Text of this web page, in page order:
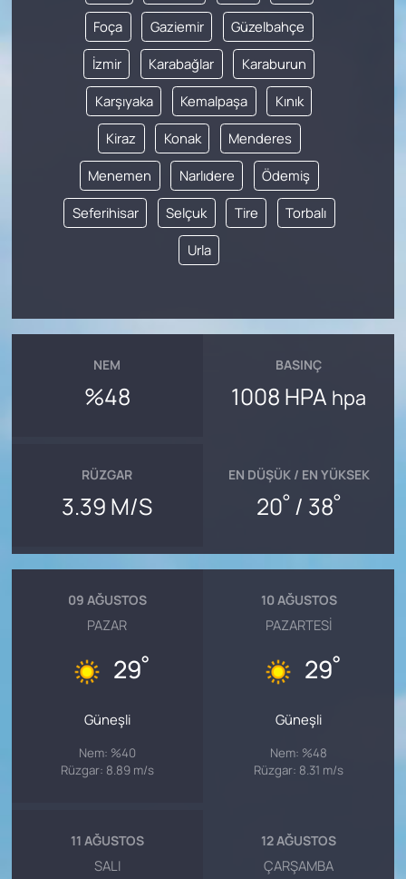
Foça Gaziemir Güzelbahçe
İzmir Karabağlar Karaburun
Karşıyaka Kemalpaşa Kınık
Kiraz Konak Menderes
Menemen Narlıdere Ödemiş
Seferihisar Selçuk Tire Torbalı
Urla
NEM
%48
BASINÇ
1008 HPA hpa
RÜZGAR
3.39 M/S
EN DÜŞÜK / EN YÜKSEK
20° / 38°
09 AĞUSTOS
PAZAR
29°
Güneşli
Nem: %40
Rüzgar: 8.89 m/s
10 AĞUSTOS
PAZARTESI
29°
Güneşli
Nem: %48
Rüzgar: 8.31 m/s
11 AĞUSTOS
SALI
12 AĞUSTOS
ÇARŞAMBA